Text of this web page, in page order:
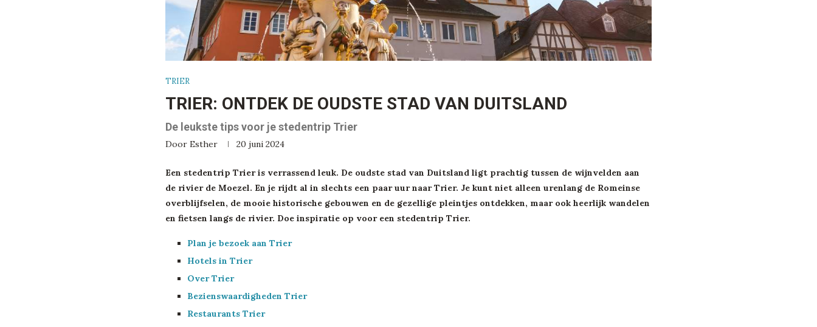
TRIER
TRIER: ONTDEK DE OUDSTE STAD VAN DUITSLAND
De leukste tips voor je stedentrip Trier
Door Esther 20 juni 2024
Een stedentrip Trier is verrassend leuk. De oudste stad van Duitsland ligt prachtig tussen de wijnvelden aan
de rivier de Moezel. En je rijdt al in slechts een paar uur naar Trier. Je kunt niet alleen urenlang de Romeinse
overblijfselen, de mooie historische gebouwen en de gezellige pleintjes ontdekken, maar ook heerlijk wandelen
en fietsen langs de rivier. Doe inspiratie op voor een stedentrip Trier.
Plan je bezoek aan Trier
Hotels in Trier
Over Trier
Bezienswaardigheden Trier
Restaurants Trier